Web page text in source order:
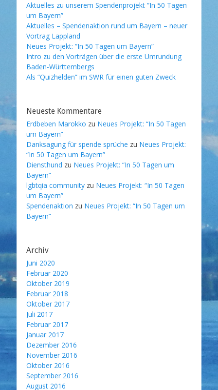
Aktuelles zu unserem Spendenprojekt “In 50 Tagen
um Bayern”
Aktuelles – Spendenaktion rund um Bayern – neuer
Vortrag Lappland
Neues Projekt: “In 50 Tagen um Bayern”
Intro zu den Vorträgen über die erste Umrundung
Baden-Württembergs
Als “Quizhelden” im SWR für einen guten Zweck
Neueste Kommentare
Erdbeben Marokko zu Neues Projekt: “In 50 Tagen
um Bayern”
Danksagung für spende sprüche zu Neues Projekt:
“In 50 Tagen um Bayern”
Diensthund zu Neues Projekt: “In 50 Tagen um
Bayern”
lgbtqia community zu Neues Projekt: “In 50 Tagen
um Bayern”
Spendenaktion zu Neues Projekt: “In 50 Tagen um
Bayern”
Archiv
Juni 2020
Februar 2020
Oktober 2019
Februar 2018
Oktober 2017
Juli 2017
Februar 2017
Januar 2017
Dezember 2016
November 2016
Oktober 2016
September 2016
August 2016